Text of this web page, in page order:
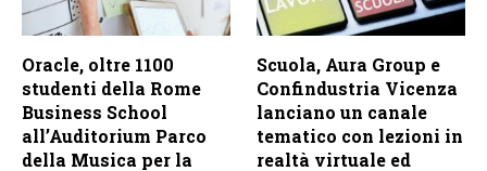
Oracle, oltre 1100
studenti della Rome
Business School
all’Auditorium Parco
della Musica per la
Scuola, Aura Group e
Confindustria Vicenza
lanciano un canale
tematico con lezioni in
realtà virtuale ed